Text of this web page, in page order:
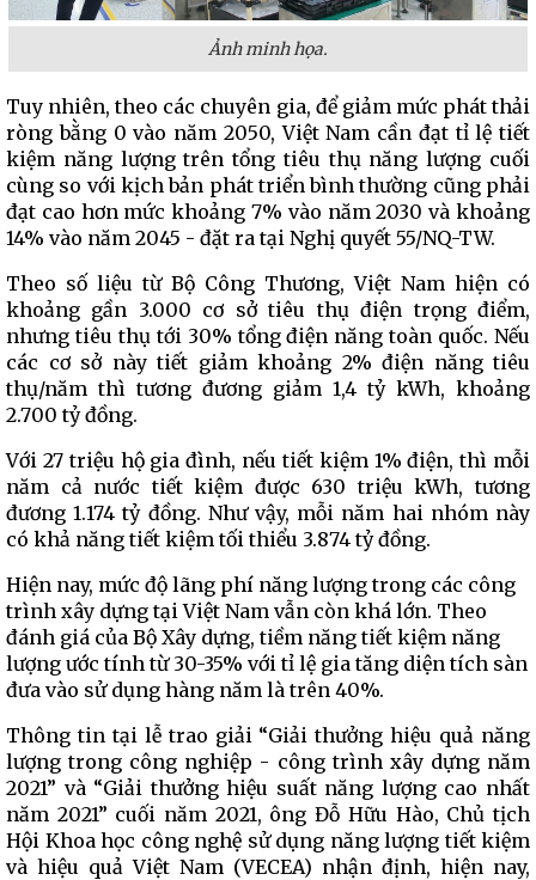
Ảnh minh họa.
Tuy nhiên, theo các chuyên gia, để giảm mức phát thải
ròng bằng 0 vào năm 2050, Việt Nam cần đạt tỉ lệ tiết
kiệm năng lượng trên tổng tiêu thụ năng lượng cuối
cùng so với kịch bản phát triển bình thường cũng phải
đạt cao hơn mức khoảng 7% vào năm 2030 và khoảng
14% vào năm 2045 - đặt ra tại Nghị quyết 55/NQ-TW.
Theo số liệu từ Bộ Công Thương, Việt Nam hiện có
khoảng gần 3.000 cơ sở tiêu thụ điện trọng điểm,
nhưng tiêu thụ tới 30% tổng điện năng toàn quốc. Nếu
các cơ sở này tiết giảm khoảng 2% điện năng tiêu
thụ/năm thì tương đương giảm 1,4 tỷ kWh, khoảng
2.700 tỷ đồng.
Với 27 triệu hộ gia đình, nếu tiết kiệm 1% điện, thì mỗi
năm cả nước tiết kiệm được 630 triệu kWh, tương
đương 1.174 tỷ đồng. Như vậy, mỗi năm hai nhóm này
có khả năng tiết kiệm tối thiểu 3.874 tỷ đồng.
Hiện nay, mức độ lãng phí năng lượng trong các công
trình xây dựng tại Việt Nam vẫn còn khá lớn. Theo
đánh giá của Bộ Xây dựng, tiềm năng tiết kiệm năng
lượng ước tính từ 30-35% với tỉ lệ gia tăng diện tích sàn
đưa vào sử dụng hàng năm là trên 40%.
Thông tin tại lễ trao giải “Giải thưởng hiệu quả năng
lượng trong công nghiệp - công trình xây dựng năm
2021” và “Giải thưởng hiệu suất năng lượng cao nhất
năm 2021” cuối năm 2021, ông Đỗ Hữu Hào, Chủ tịch
Hội Khoa học công nghệ sử dụng năng lượng tiết kiệm
và hiệu quả Việt Nam (VECEA) nhận định, hiện nay,